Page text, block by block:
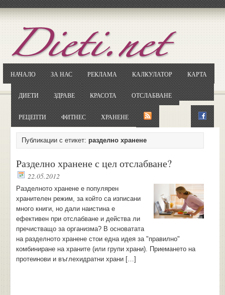
НАЧАЛО ЗА НАС РЕКЛАМА КАЛКУЛАТОР КАРТА
ДИЕТИ ЗДРАВЕ КРАСОТА ОТСЛАБВАНЕ
РЕЦЕПТИ ФИТНЕС ХРАНЕНЕ
Публикации с етикет: разделно хранене
Разделно хранене с цел отслабване?
22.05.2012
Разделното хранене е популярен
хранителен режим, за който са изписани
много книги, но дали наистина е
ефективен при отслабване и действа ли
пречистващо за организма? В основатата
на разделното хранене стои една идея за "правилно"
комбиниране на храните (или групи храни). Приемането на
протеинови и въглехидратни храни […]
ОтворетеGoogle.bg
Потърсете "Cloxy"
Кликнете на първия резултат
... и я въведете в полето: